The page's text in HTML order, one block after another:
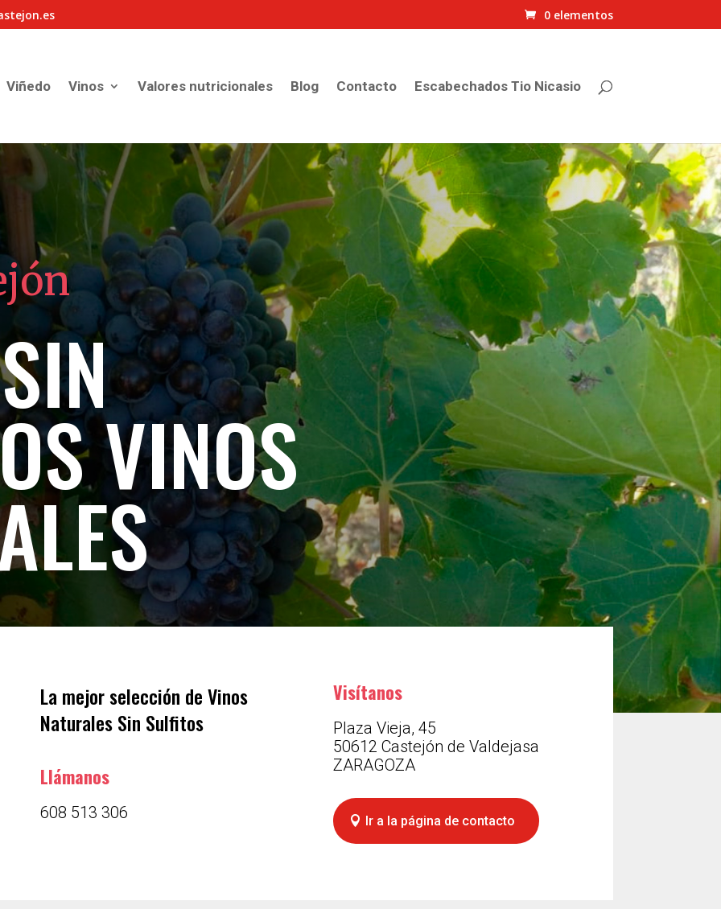
0 elementos
Viñedo Vinos Valores nutricionales Blog Contacto Escabechados Tio Nicasio
VINOS
La mejor selección de Vinos
Naturales Sin Sulfitos
Llámanos
608 513 306
Visítanos
Plaza Vieja, 45
50612 Castejón de Valdejasa
ZARAGOZA
Ir a la página de contacto